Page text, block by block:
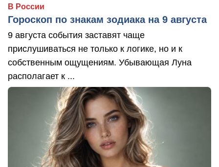
В России
Гороскоп по знакам зодиака на 9 августа
9 августа события заставят чаще
прислушиваться не только к логике, но и к
собственным ощущениям. Убывающая Луна
располагает к ...